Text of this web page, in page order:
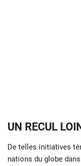
UN RECUL
De telles initiatives
nations du globe